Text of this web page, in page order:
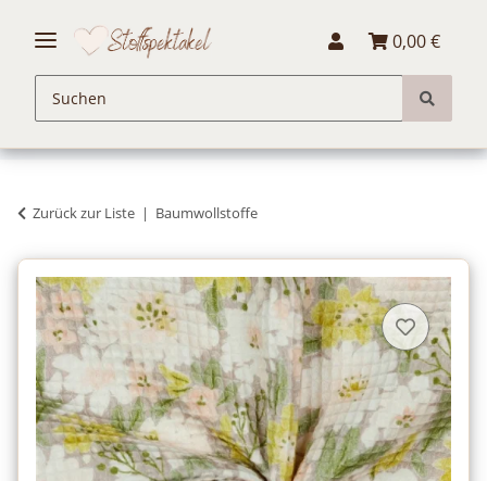
0,00 €
Zurück zur Liste Baumwollstoffe